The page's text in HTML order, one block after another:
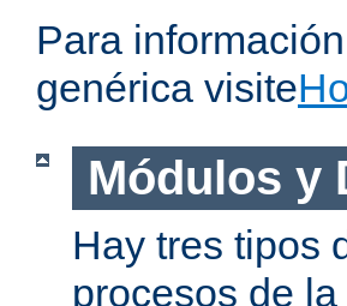
Para
genérica visite
Módulos y
Hay tres tipos
procesos de